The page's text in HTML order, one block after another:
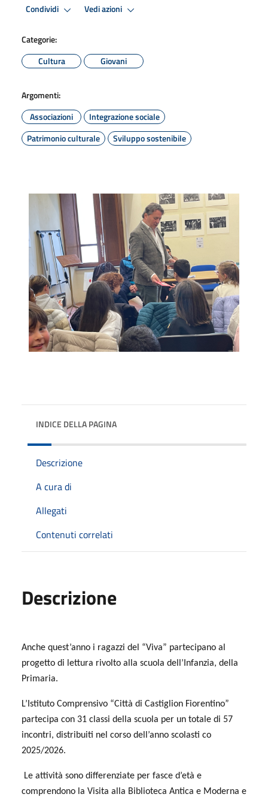
Condividi Vedi azioni
Categorie:
Cultura
Giovani
Argomenti:
Associazioni
Integrazione sociale
Patrimonio culturale
Sviluppo sostenibile
INDICE DELLA PAGINA
Descrizione
A cura di
Allegati
Contenuti correlati
Descrizione
Anche quest’anno i ragazzi del “Viva” partecipano al
progetto di lettura rivolto alla scuola dell’Infanzia, della
Primaria.
L’Istituto Comprensivo “Città di Castiglion Fiorentino”
partecipa con 31 classi della scuola per un totale di 57
incontri, distribuiti nel corso dell’anno scolasti co
2025/2026.
Le attività sono differenziate per fasce d’età e
comprendono la Visita alla Biblioteca Antica e Moderna e